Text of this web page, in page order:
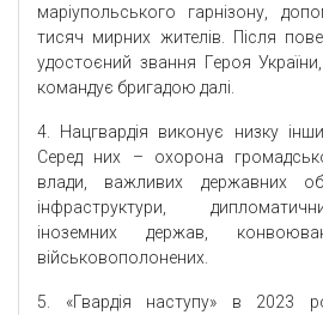
маріупольського гарнізону,
тисяч мирних жителів. Після
удостоєний звання Героя
командує бригадою далі.
4. Нацгвардія виконує низку
Серед них – охорона
влади, важливих державних
інфраструктури,
іноземних держав,
військовополонених.
5. «Гвардія наступу» в 2023